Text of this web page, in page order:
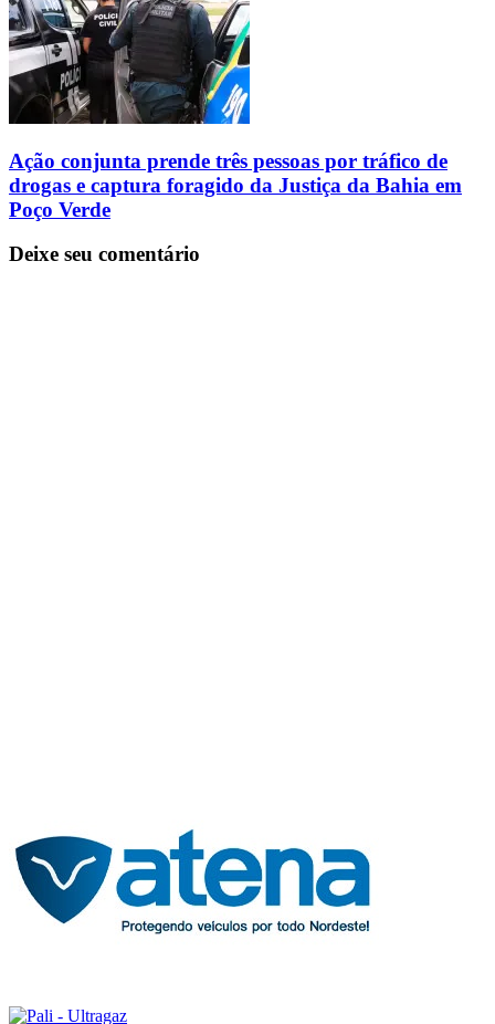
Ação conjunta prende três pessoas por tráfico de
drogas e captura foragido da Justiça da Bahia em
Poço Verde
Deixe seu comentário